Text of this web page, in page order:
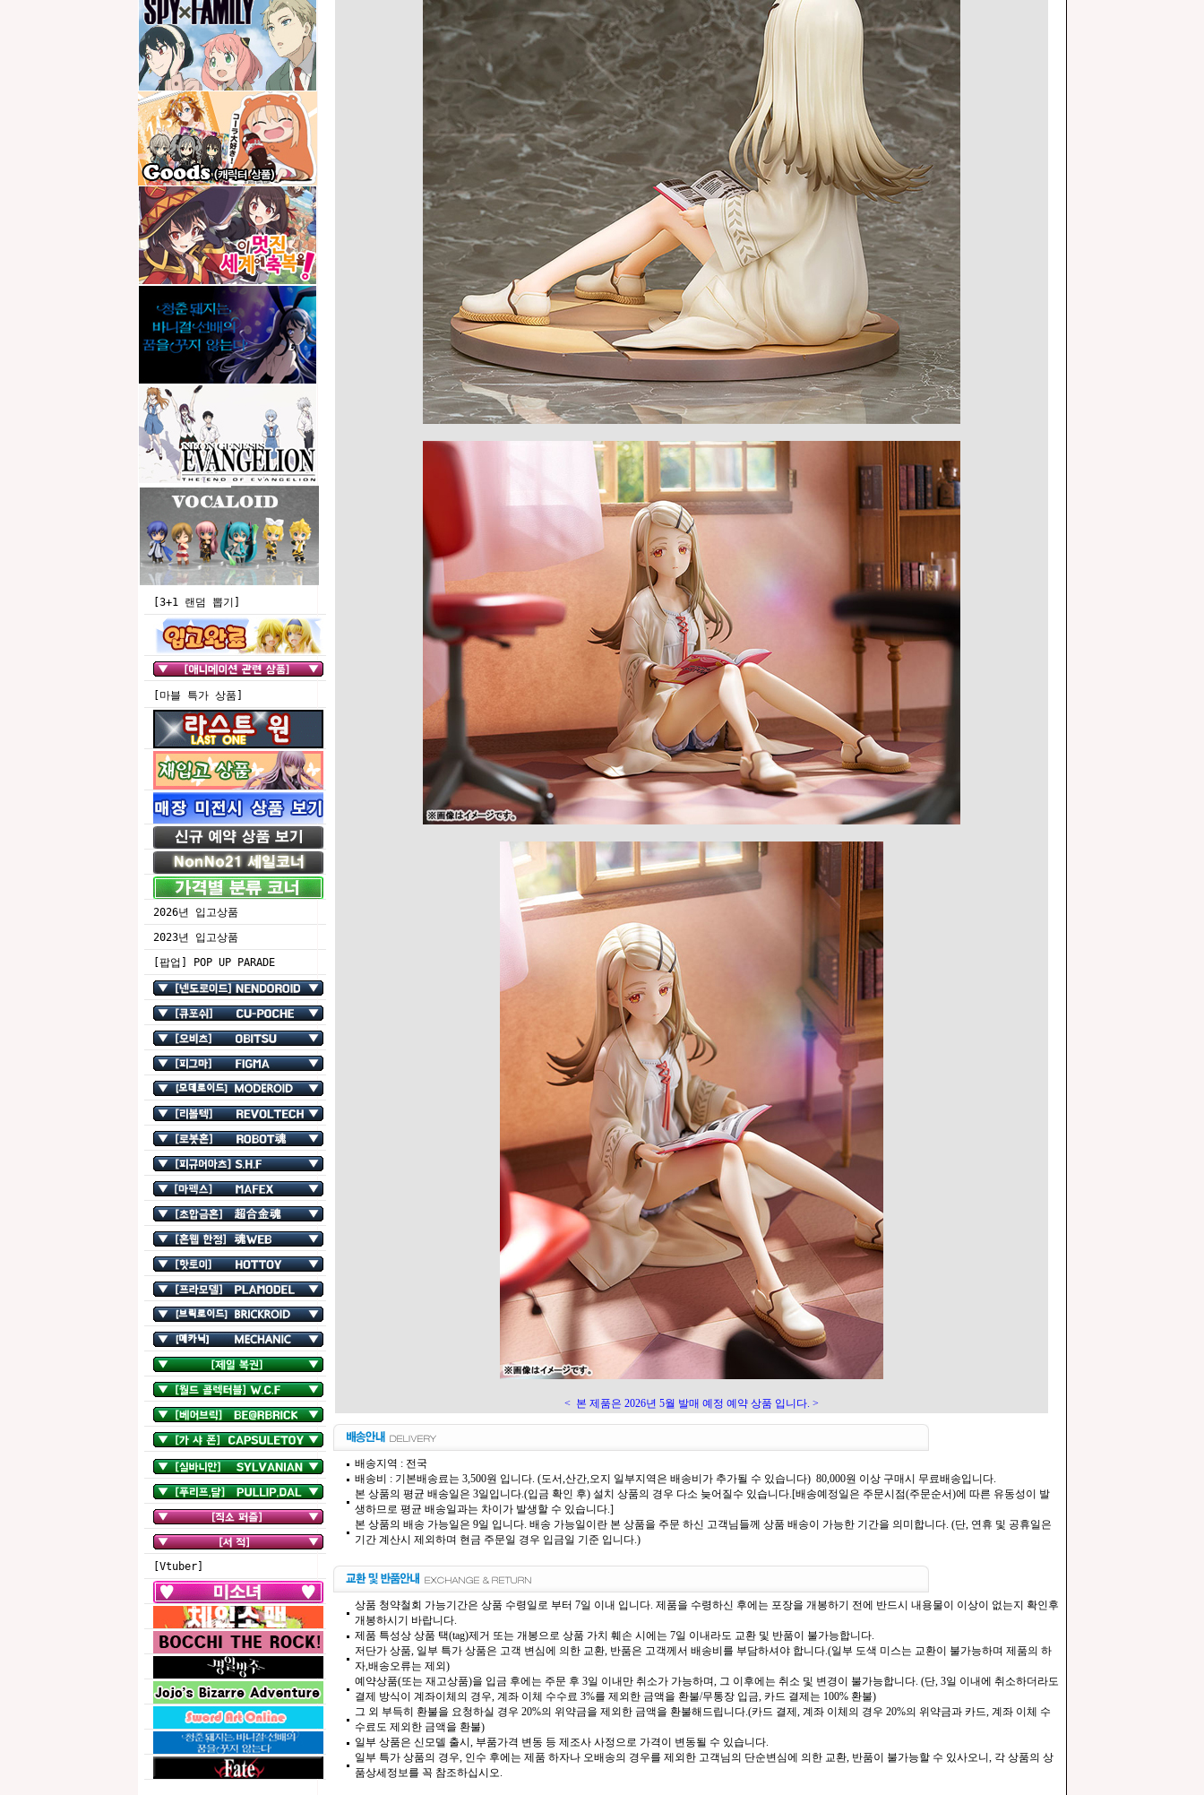
[3+1 랜덤 뽑기]
[마블 특가 상품]
2026년 입고상품
2023년 입고상품
[팝업] POP UP PARADE
[Vtuber]
< 본 제품은 2026년 5월 발매 예정 예약 상품 입니다. >
배송지역 : 전국
배송비 : 기본배송료는 3,500원 입니다. (도서,산간,오지 일부지역은 배송비가 추가될 수 있습니다) 80,000원 이상 구매시 무료배송입니다.
본 상품의 평균 배송일은 3일입니다.(입금 확인 후) 설치 상품의 경우 다소 늦어질수 있습니다.[배송예정일은 주문시점(주문순서)에 따른 유동성이 발
생하므로 평균 배송일과는 차이가 발생할 수 있습니다.]
본 상품의 배송 가능일은 9일 입니다. 배송 가능일이란 본 상품을 주문 하신 고객님들께 상품 배송이 가능한 기간을 의미합니다. (단, 연휴 및 공휴일은
기간 계산시 제외하며 현금 주문일 경우 입금일 기준 입니다.)
상품 청약철회 가능기간은 상품 수령일로 부터 7일 이내 입니다. 제품을 수령하신 후에는 포장을 개봉하기 전에 반드시 내용물이 이상이 없는지 확인후
개봉하시기 바랍니다.
제품 특성상 상품 택(tag)제거 또는 개봉으로 상품 가치 훼손 시에는 7일 이내라도 교환 및 반품이 불가능합니다.
저단가 상품, 일부 특가 상품은 고객 변심에 의한 교환, 반품은 고객께서 배송비를 부담하셔야 합니다.(일부 도색 미스는 교환이 불가능하며 제품의 하
자,배송오류는 제외)
예약상품(또는 재고상품)을 입금 후에는 주문 후 3일 이내만 취소가 가능하며, 그 이후에는 취소 및 변경이 불가능합니다. (단, 3일 이내에 취소하더라도
결제 방식이 계좌이체의 경우, 계좌 이체 수수료 3%를 제외한 금액을 환불/무통장 입금, 카드 결제는 100% 환불)
그 외 부득히 환불을 요청하실 경우 20%의 위약금을 제외한 금액을 환불해드립니다.(카드 결제, 계좌 이체의 경우 20%의 위약금과 카드, 계좌 이체 수
수료도 제외한 금액을 환불)
일부 상품은 신모델 출시, 부품가격 변동 등 제조사 사정으로 가격이 변동될 수 있습니다.
일부 특가 상품의 경우, 인수 후에는 제품 하자나 오배송의 경우를 제외한 고객님의 단순변심에 의한 교환, 반품이 불가능할 수 있사오니, 각 상품의 상
품상세정보를 꼭 참조하십시오.